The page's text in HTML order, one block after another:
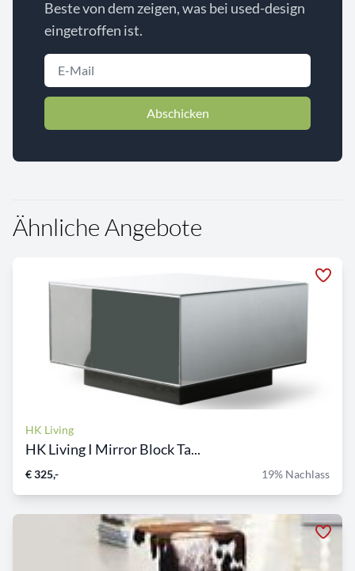
Beste von dem zeigen, was bei used-design
eingetroffen ist.
Abschicken
Ähnliche Angebote
HK Living
HK Living I Mirror Block Ta...
€ 325,- 19% Nachlass